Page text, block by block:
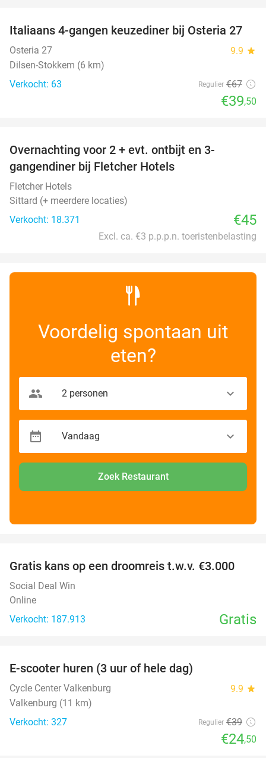
41%
Italiaans 4-gangen keuzediner bij Osteria 27
Osteria 27 9.9 star
Dilsen-Stokkem (6 km)
Verkocht: 63
Regulier €67
€39,50
Overnachting voor 2 + evt. ontbijt en 3-
gangendiner bij Fletcher Hotels
Fletcher Hotels
Sittard (+ meerdere locaties)
Verkocht: 18.371
€45
Excl. ca. €3 p.p.p.n. toeristenbelasting
Voordelig spontaan uit
eten?
Zoek Restaurant
Gratis kans op een droomreis t.w.v. €3.000
Social Deal Win
Online
Verkocht: 187.913
Gratis
E-scooter huren (3 uur of hele dag)
Cycle Center Valkenburg 9.9 star
Valkenburg (11 km)
Verkocht: 327
Regulier €39
€24,50